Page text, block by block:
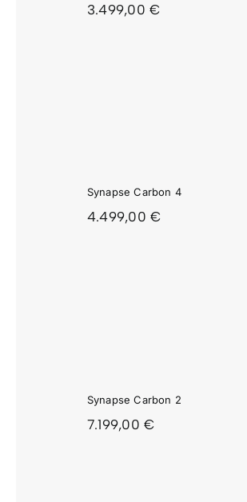
3.499,00€
Synapse Carbon 4
4.499,00€
Synapse Carbon 2
7.199,00€